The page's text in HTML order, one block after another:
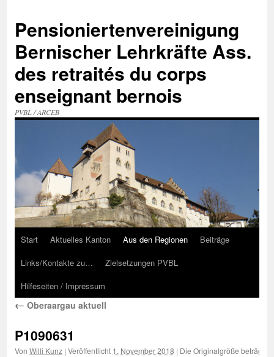
springen
Pensioniertenvereinigung
Bernischer Lehrkräfte Ass.
des retraités du corps
enseignant bernois
PVBL / ARCEB
Start Aktuelles Kanton Aus den Regionen
Beiträge
Links/Kontakte zu…
Zielsetzungen PVBL
Hilfeseiten / Impressum
← Oberaargau aktuell
P1090631
Von Willi Kunz | Veröffentlicht 1. November 2018 | Die Originalgröße beträgt